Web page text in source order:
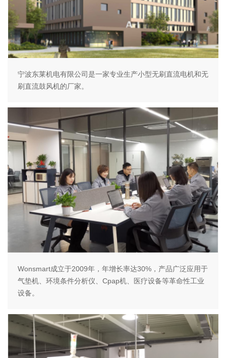
宁波东莱机电有限公司是一家专业生产小型无刷直流电机和无
刷直流鼓风机的厂家。
Wonsmart成立于2009年，年增长率达30%，产品广泛应用于
气垫机、环境条件分析仪、Cpap机、医疗设备等革命性工业
设备。